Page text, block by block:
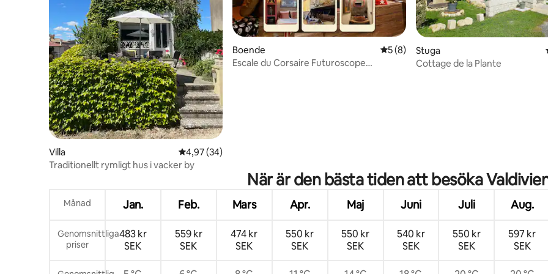
Villa 4,97 av 5 i genomsnittligt betyg, 34 omdömen
4,97 (34)
Traditionellt rymligt hus i vacker by
Boende 5 av 5 i genomsnittligt betyg, 8
5 (8)
Escale du Corsaire Futuroscope
Stuga
Cottage de la Plante
När är den bästa tiden att besöka
Månad Jan. Feb. Mars Apr. Maj Juni Juli Aug.
Genomsnittliga
priser
483 kr
SEK
559 kr
SEK
474 kr
SEK
550 kr
SEK
550 kr
SEK
540 kr
SEK
550 kr
SEK
597 kr
SEK